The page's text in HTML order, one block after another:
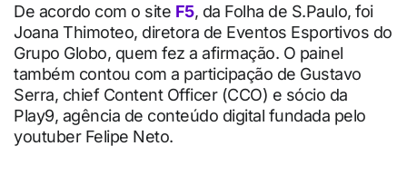
De acordo com o site F5, da Folha de S.Paulo, foi
Joana Thimoteo, diretora de Eventos Esportivos do
Grupo Globo, quem fez a afirmação. O painel
também contou com a participação de Gustavo
Serra, chief Content Officer (CCO) e sócio da
Play9, agência de conteúdo digital fundada pelo
youtuber Felipe Neto.